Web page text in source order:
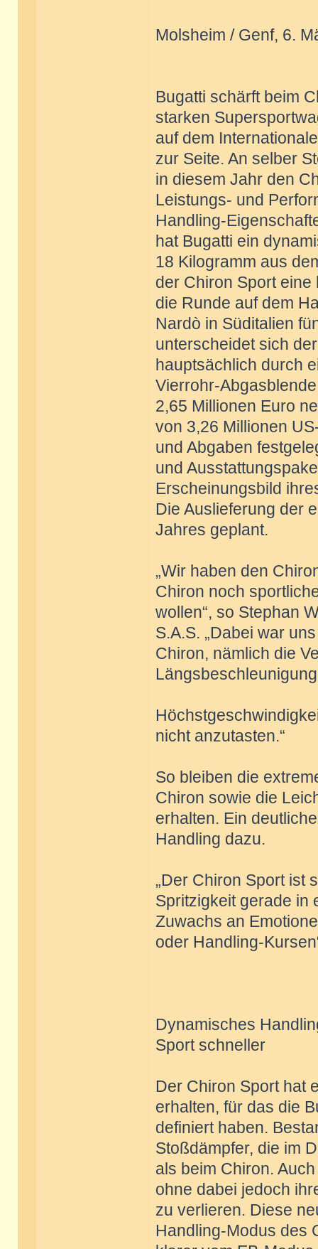
Molsheim / Genf, 6.
Bugatti schärft beim
starken
auf dem
zur Seite. An selber
in diesem Jahr den
Leistungs- und
Handling-
hat Bugatti ein
18 Kilogramm aus
der Chiron Sport
die Runde auf dem
Nardò in Süditalien
unterscheidet sich
hauptsächlich durch
Vierrohr-
2,65 Millionen Euro
von 3,26 Millionen
und Abgaben
und
Erscheinungsbild
Die Auslieferung der
Jahres geplant.
„Wir haben den
Chiron noch
wollen“, so Stephan
S.A.S. „Dabei war
Chiron, nämlich die
nicht anzutasten.“
So bleiben die
Chiron sowie die
erhalten. Ein
Handling dazu.
„Der Chiron Sport ist
Spritzigkeit gerade in
Zuwachs an
oder Handling-
Dynamisches
Sport schneller
Der Chiron Sport hat
erhalten, für das die
definiert haben.
Stoßdämpfer, die im
als beim Chiron.
ohne dabei jedoch
zu verlieren. Diese
Handling-Modus des